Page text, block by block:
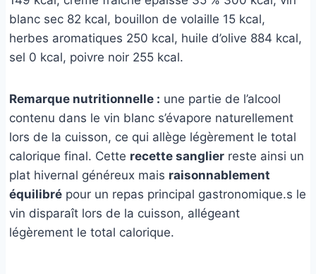
blanc sec 82 kcal, bouillon de volaille 15 kcal,
herbes aromatiques 250 kcal, huile d’olive 884 kcal,
sel 0 kcal, poivre noir 255 kcal.
Remarque nutritionnelle : une partie de l’alcool
contenu dans le vin blanc s’évapore naturellement
lors de la cuisson, ce qui allège légèrement le total
calorique final. Cette recette sanglier reste ainsi un
plat hivernal généreux mais raisonnablement
équilibré pour un repas principal gastronomique.s le
vin disparaît lors de la cuisson, allégeant
légèrement le total calorique.